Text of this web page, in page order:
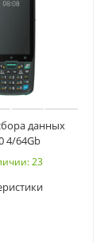
данных
4/64Gb
: 23